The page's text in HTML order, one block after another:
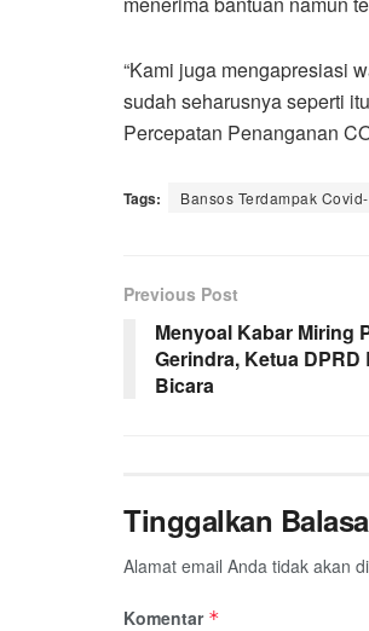
“Kami juga mengapresiasi
sudah seharusnya seperti
Percepatan Penanganan
Tags: Bansos Terdampak
Previous Post
Menyoal Kabar Miring
Gerindra, Ketua
Bicara
Tinggalkan
Alamat email Anda tidak akan
Komentar *